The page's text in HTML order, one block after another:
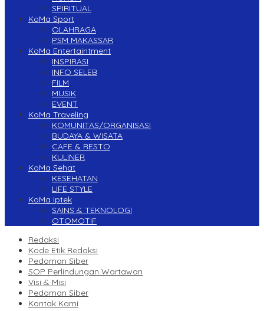
SPIRITUAL
KoMa Sport
OLAHRAGA
PSM MAKASSAR
KoMa Entertaintment
INSPIRASI
INFO SELEB
FILM
MUSIK
EVENT
KoMa Traveling
KOMUNITAS/ORGANISASI
BUDAYA & WISATA
CAFE & RESTO
KULINER
KoMa Sehat
KESEHATAN
LIFE STYLE
KoMa Iptek
SAINS & TEKNOLOGI
OTOMOTIF
Redaksi
Kode Etik Redaksi
Pedoman Siber
SOP Perlindungan Wartawan
Visi & Misi
Pedoman Siber
Kontak Kami